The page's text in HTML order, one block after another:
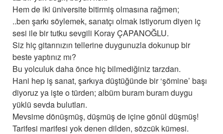
Hem de iki üniversite bitirmiş olmasına rağmen;
..ben şarkı söylemek, sanatçı olmak istiyorum diyen iç
sesi ile bir tutku sevgili Koray ÇAPANOĞLU.
Siz hiç gitarınızın tellerine duygunuzla dokunup bir
beste yaptınız mı?
Bu yolculuk daha önce hiç bilmediğiniz tarzdan.
Hani hep iş sanat, şarkıya düştüğünde bir ‘şömine’ başı
diyoruz ya işte o türden; albüm buram buram duygu
yüklü sevda bulutları.
Mevsime dönüşmüş, düşmüş de içine gönül düşmüş!
Tarifesi marifesi yok denen dilden, sözcük kümesi.